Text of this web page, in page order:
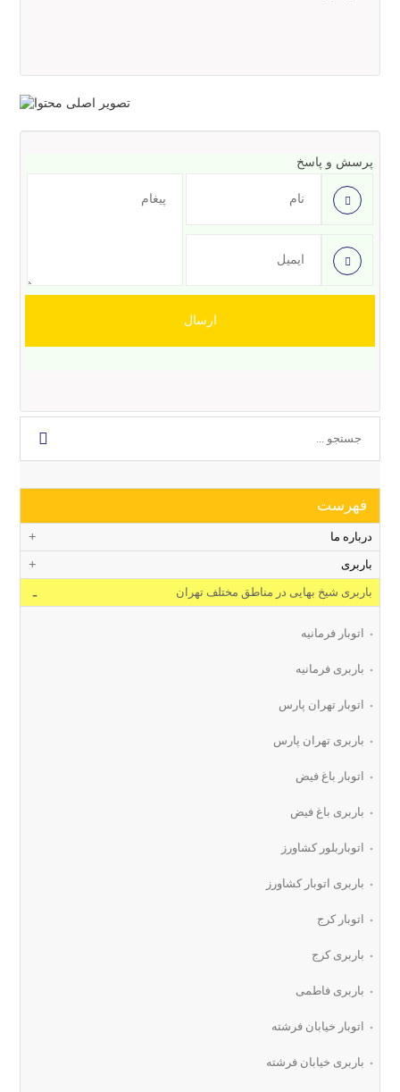
پرسش و پاسخ
فهرست
درباره ما
باربری
باربری شیخ بهایی در مناطق مختلف تهران
اتوبار فرمانیه
باربری فرمانیه
اتوبار تهران پارس
باربری تهران پارس
اتوبار باغ فیض
باربری باغ فیض
اتوباربلور کشاورز
باربری اتوبار کشاورز
اتوبار کرج
باربری کرج
باربری فاطمی
اتوبار خیابان فرشته
باربری خیابان فرشته